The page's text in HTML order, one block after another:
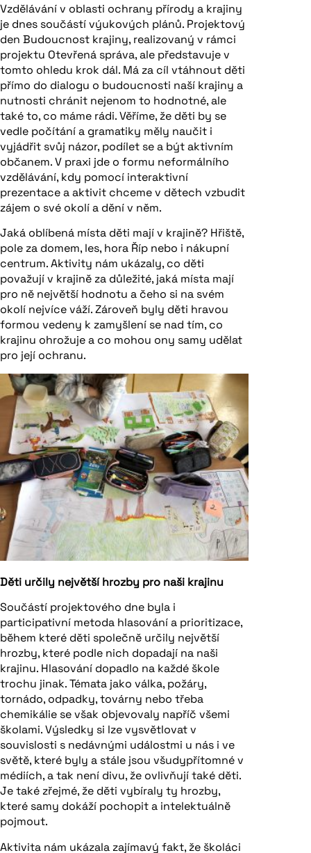
Vzdělávání v oblasti ochrany přírody a krajiny
je dnes součástí výukových plánů. Projektový
den Budoucnost krajiny, realizovaný v rámci
projektu Otevřená správa, ale představuje v
tomto ohledu krok dál. Má za cíl vtáhnout děti
přímo do dialogu o budoucnosti naší krajiny a
nutnosti chránit nejenom to hodnotné, ale
také to, co máme rádi. Věříme, že děti by se
vedle počítání a gramatiky měly naučit i
vyjádřit svůj názor, podílet se a být aktivním
občanem. V praxi jde o formu neformálního
vzdělávání, kdy pomocí interaktivní
prezentace a aktivit chceme v dětech vzbudit
zájem o své okolí a dění v něm.
Jaká oblíbená místa děti mají v krajině? Hřiště,
pole za domem, les, hora Říp nebo i nákupní
centrum. Aktivity nám ukázaly, co děti
považují v krajině za důležité, jaká místa mají
pro ně největší hodnotu a čeho si na svém
okolí nejvíce váží. Zároveň byly děti hravou
formou vedeny k zamyšlení se nad tím, co
krajinu ohrožuje a co mohou ony samy udělat
pro její ochranu.
Děti určily největší hrozby pro naši krajinu
Součástí projektového dne byla i
participativní metoda hlasování a prioritizace,
během které děti společně určily největší
hrozby, které podle nich dopadají na naši
krajinu. Hlasování dopadlo na každé škole
trochu jinak. Témata jako válka, požáry,
tornádo, odpadky, továrny nebo třeba
chemikálie se však objevovaly napříč všemi
školami. Výsledky si lze vysvětlovat v
souvislosti s nedávnými událostmi u nás i ve
světě, které byly a stále jsou všudypřítomné v
médiích, a tak není divu, že ovlivňují také děti.
Je také zřejmé, že děti vybíraly ty hrozby,
které samy dokáží pochopit a intelektuálně
pojmout.
Aktivita nám ukázala zajímavý fakt, že školáci